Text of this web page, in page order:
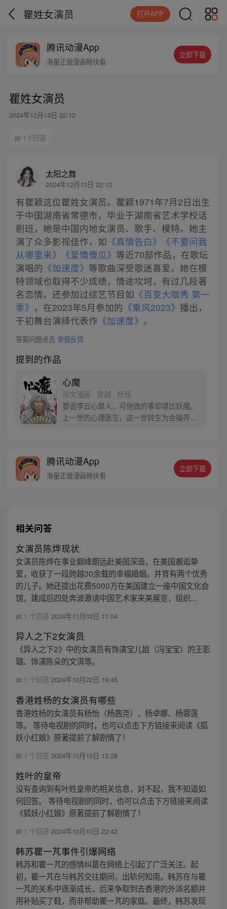
瞿姓女演员 打开APP
腾讯动漫App
海量正版漫画畅快看
立即下载
瞿姓女演员
2024年12月13日 22:12
1个回答
太阳之舞
2024年12月13日 22:12
有瞿颖这位瞿姓女演员。瞿颖1971年7月2日出生
于中国湖南省常德市，毕业于湖南省艺术学校话
剧班，她是中国内地女演员、歌手、模特。她主
演了众多影视佳作，如 《真情告白》
《不要问我
从哪里来》
《爱情傻瓜》 等近70部作品，在歌坛
演唱的 《加速度》 等歌曲深受歌迷喜爱。她在模
特领域也取得不少成绩，情途坎坷，有过几段著
名恋情。还参加过综艺节目如 《百变大咖秀 第一
季》 ，在2023年5月参加的 《乘风2023》 播出，
于初舞台演绎代表作 《加速度》 。
答案问题点击 举报反馈
提到的作品
心魔
阅文漫画 · 穿越 · 妖怪
要说李云心是人，可他做的事却堪比妖魔。
上一世的心理医生，这一世转生为会操弄术
黑白阎君见了他也要问一句：食人心魔何处
来？ 李云心食人，也食人心。
腾讯动漫App
海量正版漫画畅快看
立即下载
相关问答
女演员陈烨现状
女演员陈烨在事业巅峰期远赴美国深造，在美国邂逅挚
爱，收获了一段跨越30余载的幸福婚姻，并育有两个优秀
的儿子。她还提出花费5000万在美国建立一座中国文化会
馆，建成后四处奔波邀请中国艺术家来美展览，组织...
1 个回答 2024年11月03日 11:04
异人之下2女演员
《异人之下2》中的女演员有饰演宝儿姐（冯宝宝）的王影
璐、饰演陈朵的文淇等。
1 个回答 2024年10月22日 19:45
香港姓杨的女演员有哪些
香港姓杨的女演员有杨怡（杨茜尧）、杨卓娜、杨蓉莲
等。 等待电视剧的同时，也可以点击下方链接来阅读《狐
妖小红娘》原著提前了解剧情了！
1 个回答 2024年10月15日 13:28
姓叶的皇帝
没有查询到有叶姓皇帝的相关信息，对不起，我不知道如
何回答。 等待电视剧的同时，也可以点击下方链接来阅读
《狐妖小红娘》原著提前了解剧情了！
1 个回答 2024年10月10日 22:42
韩苏瞿一芃事件引爆网络
韩苏和瞿一芃的感情纠葛在网络上引起了广泛关注。起
初，瞿一芃在与韩苏交往期间，出轨何知南。韩苏在与瞿
一芃的关系中逐渐成长，后来争取到去香港的外派名额并
用补贴买了鞋，而非帮助瞿一芃的家庭。最终，韩苏发现